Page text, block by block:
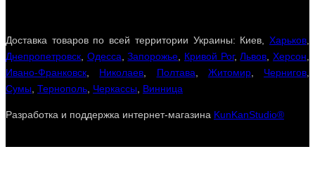
Доставка товаров по всей территории Украины: Киев, Харьков
Днепропетровск Одесса ,Запорожье Кривой Рог,Львов ,Херсон
Ивано-Франковск
Николаев Полтава Житомир, Чернигов
Сумы Тернополь Черкассы Винница
Разработка и поддержка интернет-магазина KunKanStudio®